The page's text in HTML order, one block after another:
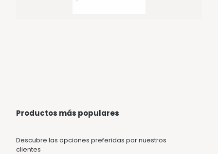
Productos más populares
Descubre las opciones preferidas por nuestros
clientes